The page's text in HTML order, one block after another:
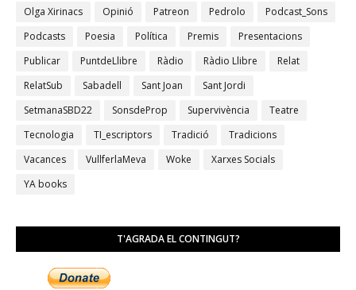
Olga Xirinacs
Opinió Patreon Pedrolo
Podcast_Sons
Podcasts
Poesia Política Premis
Presentacions
Publicar
PuntdeLlibre Ràdio Ràdio Llibre
Relat
RelatSub
Sabadell Sant Joan
Sant Jordi
SetmanaSBD22
SonsdeProp Supervivència
Teatre
Tecnologia
TI_escriptors Tradició
Tradicions
Vacances
VullferlaMeva Woke
Xarxes Socials
YA books
T'AGRADA EL CONTINGUT?